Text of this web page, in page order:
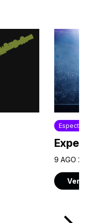
9 AGO
Ver